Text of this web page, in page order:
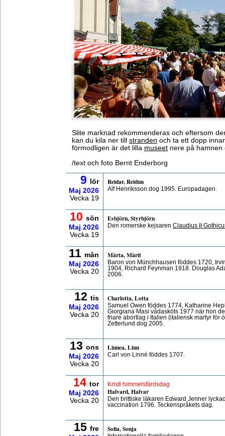
Slite marknad rekommenderas och eftersom
kan du kila ner till stranden och ta ett dopp
förmodligen är det lilla museet nere på hamnen
/text och foto Bernt Enderborg
9
lör
Maj 2026
Vecka 19
Reidar, Reidun
Alf Henriksson dog 1995. Europadagen.
10 sön
Maj 2026
Vecka 19
Esbjörn, Styrbjörn
Den romerske kejsaren Claudius II
11 mån
Maj 2026
Vecka 20
Märta, Märit
Baron von Münchhausen föddes 1720,
1904, Richard Feynman 1918. Douglas
2006.
12 tis
Maj 2026
Vecka 20
Charlotta, Lotta
Samuel Owen föddes 1774, Katharine
Giorgiana Masi vådasköts 1977 när hon
friare abortlag i Italien (italiensk martyr för
Zetterlund dog 2005.
13 ons
Maj 2026
Vecka 20
Linnea, Linn
Carl von Linné föddes 1707.
14 tor
Maj 2026
Vecka 20
Kristi himmelsfärdsdag
Halvard, Halvar
Den brittiske läkaren Edward Jenner
vaccination 1796. Teckenspråkets dag.
15 fre
Sofia, Sonja